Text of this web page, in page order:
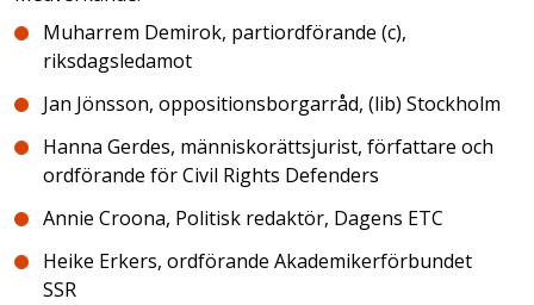
Muharrem Demirok, partiordförande (c),
riksdagsledamot
Jan Jönsson, oppositionsborgarråd, (lib) Stockholm
Hanna Gerdes, människorättsjurist, författare och
ordförande för Civil Rights Defenders
Annie Croona, Politisk redaktör, Dagens ETC
Heike Erkers, ordförande Akademikerförbundet
SSR